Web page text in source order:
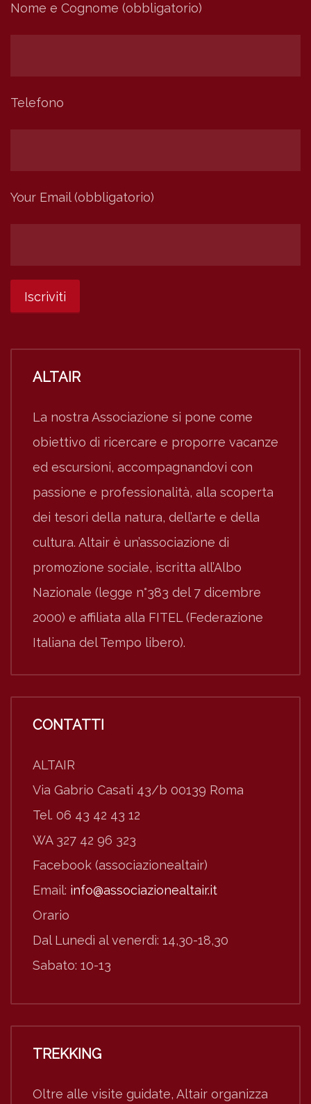
Nome e Cognome (obbligatorio)
Telefono
Your Email (obbligatorio)
ALTAIR
La nostra Associazione si pone come
obiettivo di ricercare e proporre vacanze
ed escursioni, accompagnandovi con
passione e professionalità, alla scoperta
dei tesori della natura, dell’arte e della
cultura. Altair è un’associazione di
promozione sociale, iscritta all’Albo
Nazionale (legge n°383 del 7 dicembre
2000) e affiliata alla FITEL (Federazione
Italiana del Tempo libero).
CONTATTI
ALTAIR
Via Gabrio Casati 43/b 00139 Roma
Tel. 06 43 42 43 12
WA 327 42 96 323
Facebook (associazionealtair)
Email: info@associazionealtair.it
Orario
Dal Lunedì al venerdì: 14,30-18,30
Sabato: 10-13
TREKKING
Oltre alle visite guidate, Altair organizza